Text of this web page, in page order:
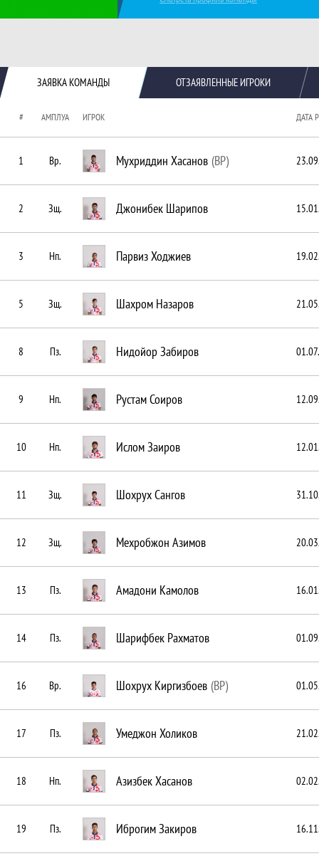
Краткая информация о команде
ЗАЯВКА КОМАНДЫ ОТЗАЯВЛЕННЫЕ ИГРОКИ
# АМПЛУА ИГРОК ДАТА
1 Вр. Мухриддин Хасанов (ВР)
2 Зщ. Джонибек Шарипов
3 Нп. Парвиз Ходжиев
5 Зщ. Шахром Назаров
8 Пз. Нидойор Забиров
9 Нп. Рустам Соиров
10 Нп. Ислом Заиров
11 Зщ. Шохрух Сангов
12 Зщ. Мехробжон Азимов
13 Пз. Амадони Камолов
14 Пз. Шарифбек Рахматов
16 Вр. Шохрух Киргизбоев (ВР)
17 Пз. Умеджон Холиков
18 Нп. Азизбек Хасанов
19 Пз. Иброгим Закиров